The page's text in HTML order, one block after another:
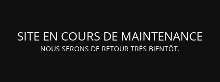
SITE EN COURS DE MAINTENANCE
NOUS SERONS DE RETOUR TRÈS BIENTÔT.